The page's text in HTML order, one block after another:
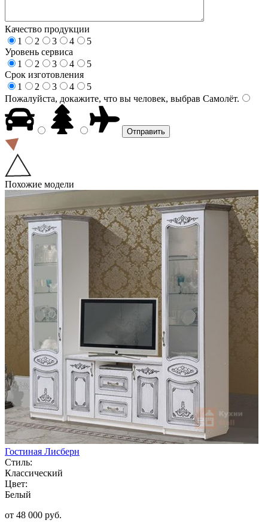
Качество продукции
1
2 3 4
5
Уровень сервиса
1
2 3 4
5
Срок изготовления
1
2 3 4
5
Пожалуйста, докажите, что вы человек, выбрав Самолёт.
Похожие модели
Гостиная Лисберн
Стиль:
Классический
Цвет:
Белый
от 48 000 руб.